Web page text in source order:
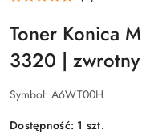
Toner Konica
3320 |
Symbol: A6WT00H
Dostępność: 1 szt.